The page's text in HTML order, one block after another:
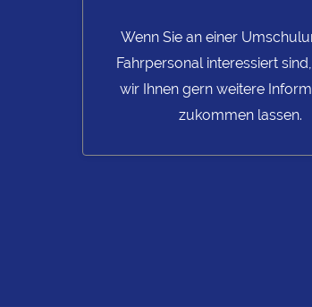
Wenn Sie an einer
Fahrpersonal interessiert
wir Ihnen gern weitere
zukommen lassen.